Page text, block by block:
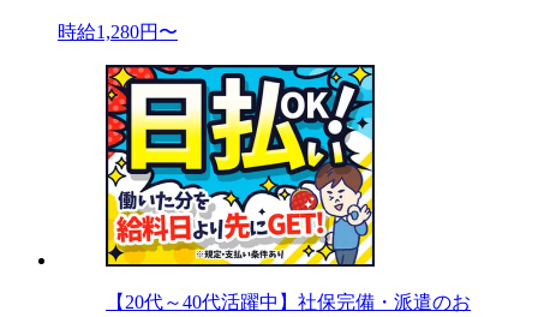
時給1,280円〜
【20代～40代活躍中】社保完備・派遣のお